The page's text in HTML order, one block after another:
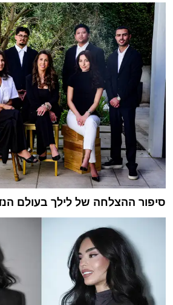
סיפור ההצלחה של לילך בעולם